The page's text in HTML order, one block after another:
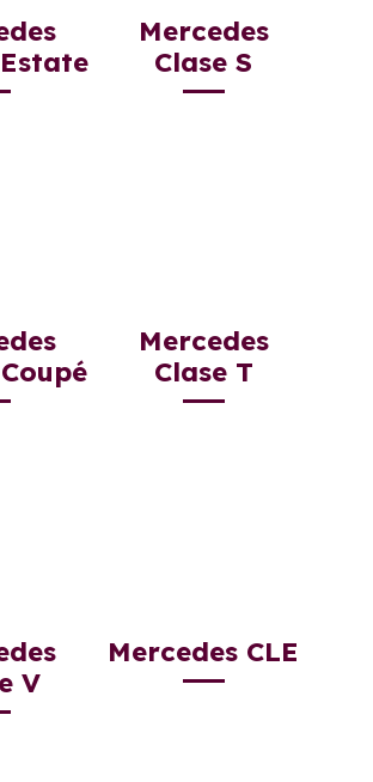
Mercedes
Clase S
Mercedes
Clase T
V
Mercedes CLE